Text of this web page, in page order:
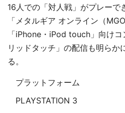
16人での「対人戦」がプレーで
「メタルギア オンライン（
「iPhone・iPod touch」向け
リッドタッチ」の配信も明らか
る。
プラットフォーム
PLAYSTATION 3